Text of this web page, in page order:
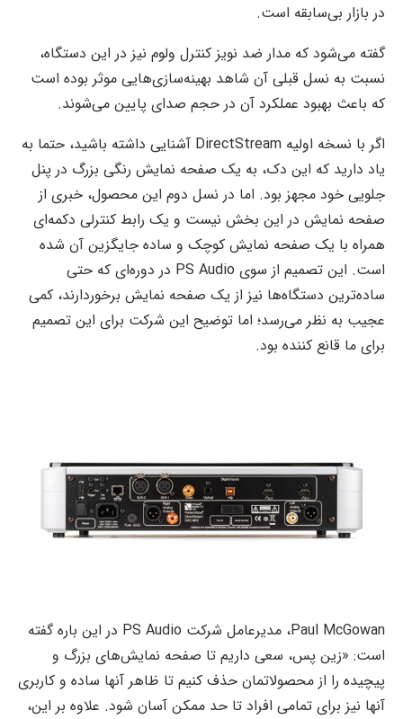
در بازار بی‌سابقه است.
گفته می‌شود که مدار ضد نویز کنترل ولوم نیز در این دستگاه،
نسبت به نسل قبلی آن شاهد بهینه‌سازی‌هایی موثر بوده است
که باعث بهبود عملکرد آن در حجم صدای پایین می‌شوند.
اگر با نسخه اولیه DirectStream آشنایی داشته باشید، حتما به
یاد دارید که این دک، به یک صفحه نمایش رنگی بزرگ در پنل
جلویی خود مجهز بود. اما در نسل دوم این محصول، خبری از
صفحه نمایش در این بخش نیست و یک رابط کنترلی دکمه‌ای
همراه با یک صفحه نمایش کوچک و ساده جایگزین آن شده
است. این تصمیم از سوی PS Audio در دوره‌ای که حتی
ساده‌ترین دستگاه‌ها نیز از یک صفحه نمایش برخوردارند، کمی
عجیب به نظر می‌رسد؛ اما توضیح این شرکت برای این تصمیم
برای ما قانع کننده بود.
Paul McGowan، مدیرعامل شرکت PS Audio در این باره گفته
است: «زین پس، سعی داریم تا صفحه نمایش‌های بزرگ و
پیچیده را از محصولاتمان حذف کنیم تا ظاهر آنها ساده و کاربری
آنها نیز برای تمامی افراد تا حد ممکن آسان شود. علاوه بر این،